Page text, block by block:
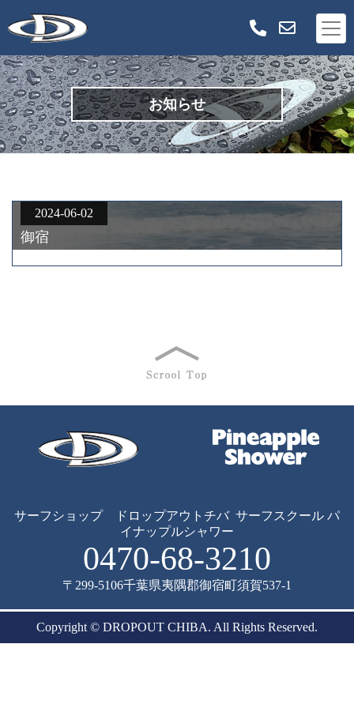
お知らせ
2024-06-02
御宿
サーフショップ ドロップアウトチバ サーフスクール パ
イナップルシャワー
0470-68-3210
〒299-5106千葉県夷隅郡御宿町須賀537-1
Copyright © DROPOUT CHIBA. All Rights Reserved.